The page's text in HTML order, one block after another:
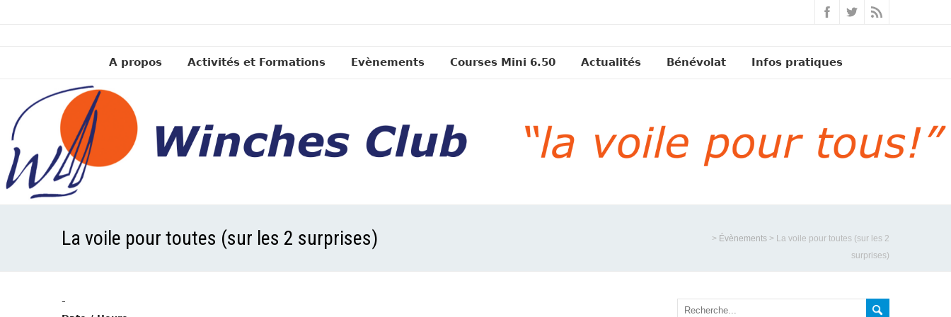
A propos Activités et Formations Evènements Courses Mini 6.50 Actualités Bénévolat Infos pratiques
La voile pour toutes (sur les 2 surprises) > Évènements > La voile pour toutes (sur les 2
surprises)
-